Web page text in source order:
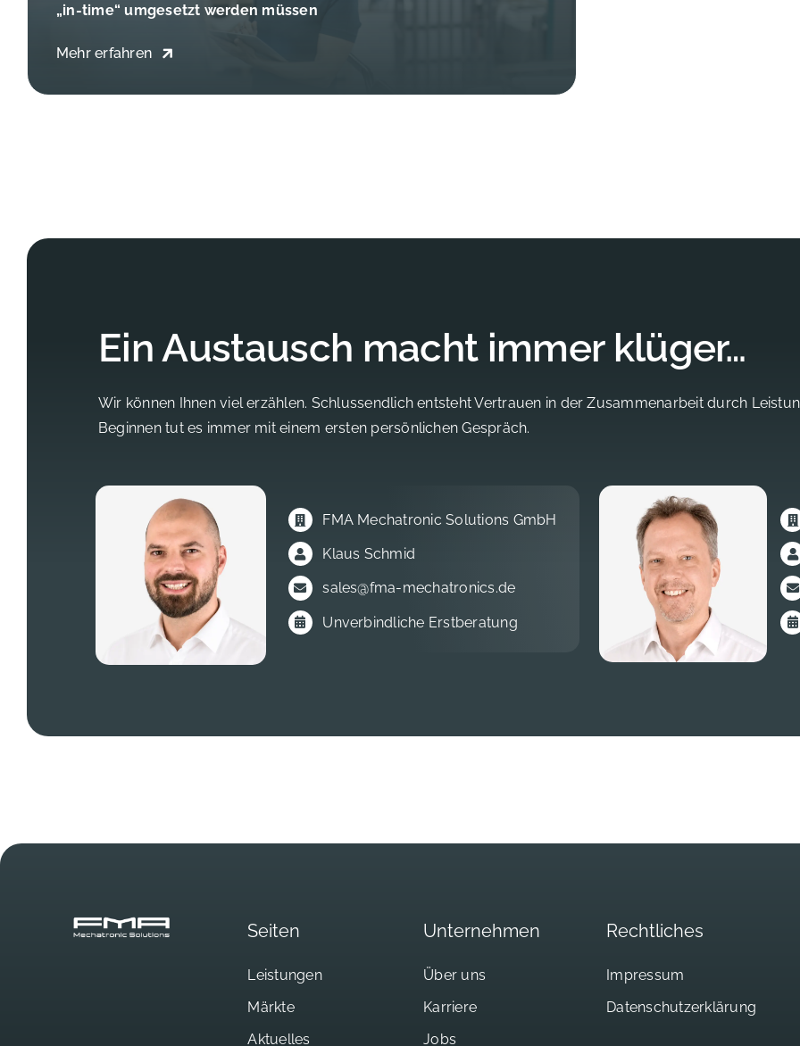
„in-time“ umgesetzt werden müssen
Mehr erfahren
eigenen Ressourcen
Mehr erfahren
Ein Austausch macht immer klüger…
Wir können Ihnen viel erzählen. Schlussendlich entsteht Vertrauen in der Zusammenarbeit durch
Beginnen tut es immer mit einem ersten persönlichen Gespräch.
FMA Mechatronic Solutions GmbH
Klaus Schmid
sales@fma-mechatronics.de
Unverbindliche Erstberatung
Seiten
Leistungen
Märkte
Aktuelles
Unternehmen
Über uns
Karriere
Jobs
Rechtliches
Impressum
Datenschutzerklärung